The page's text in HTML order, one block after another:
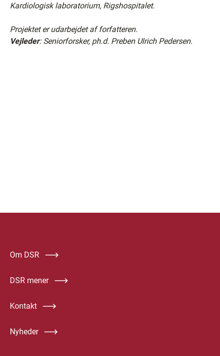
Kardiologisk laboratorium, Rigshospitalet.
Projektet er udarbejdet af forfatteren.
Vejleder: Seniorforsker, ph.d. Preben Ulrich Pedersen.
Om DSR
DSR mener
Kontakt
Nyheder